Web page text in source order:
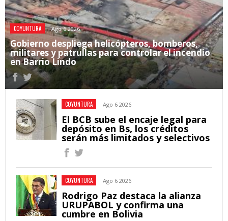
COYUNTURA Ago 6 2026
Gobierno despliega helicópteros, bomberos,
militares y patrullas para controlar el incendio
en Barrio Lindo
COYUNTURA Ago 6 2026
El BCB sube el encaje legal para
depósito en Bs, los créditos
serán más limitados y selectivos
COYUNTURA Ago 6 2026
Rodrigo Paz destaca la alianza
URUPABOL y confirma una
cumbre en Bolivia